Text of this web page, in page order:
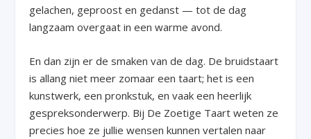
gelachen, geproost en gedanst — tot de dag
langzaam overgaat in een warme avond.
En dan zijn er de smaken van de dag. De bruidstaart
is allang niet meer zomaar een taart; het is een
kunstwerk, een pronkstuk, en vaak een heerlijk
gespreksonderwerp. Bij De Zoetige Taart weten ze
precies hoe ze jullie wensen kunnen vertalen naar